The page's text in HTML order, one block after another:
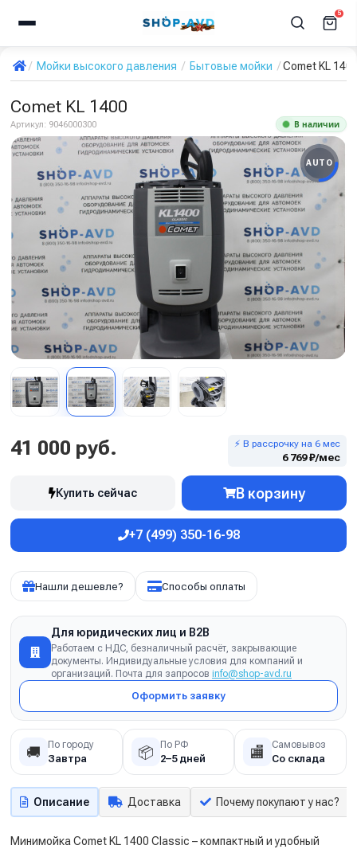
5
Мойки высокого давления Бытовые мойки Comet KL
Comet KL 1400
Артикул: 9046000300 В наличии
AUTO
41 000 руб. ⚡ В рассрочку на 6 мес
6 769 ₽/мес
Купить сейчас В корзину
+7 (499) 350-16-98
Нашли дешевле? Способы оплаты
Для юридических лиц и B2B
Работаем с НДС, безналичный расчёт, закрывающие
документы. Индивидуальные условия для компаний и
организаций. Почта для запросов info@shop-avd.ru
Оформить заявку
🚚 По городу
Завтра 📦 По РФ
2–5 дней 🏬 Самовывоз
Со склада
Описание Доставка Почему покупают у нас?
Минимойка Comet KL 1400 Classic – компактный и удобный